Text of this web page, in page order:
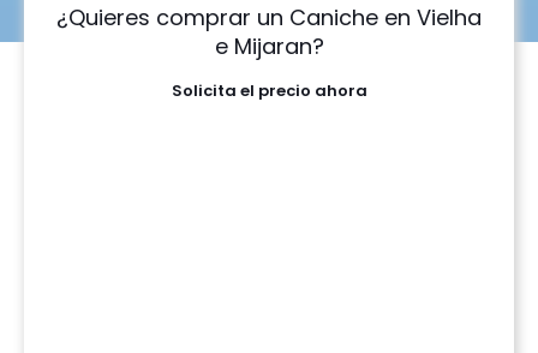
¿Quieres comprar un Caniche en Vielha
e Mijaran?
Solicita el precio ahora